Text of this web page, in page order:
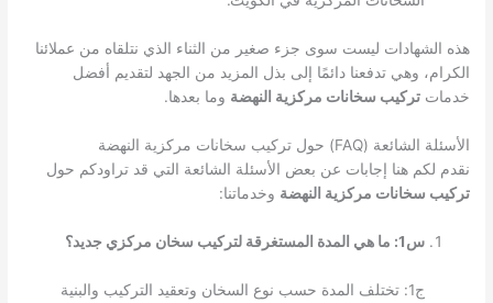
هذه الشهادات ليست سوى جزء صغير من الثناء الذي نتلقاه من عملائنا
الكرام، وهي تدفعنا دائمًا إلى بذل المزيد من الجهد لتقديم أفضل
خدماتتركيب سخانات مركزية النهضة وما بعدها.
الأسئلة الشائعة (FAQ) حول تركيب سخانات مركزية النهضة
نقدم لكم هنا إجابات عن بعض الأسئلة الشائعة التي قد تراودكم حول
تركيب سخانات مركزية النهضة وخدماتنا:
س1: ما هي المدة المستغرقة لتركيب سخان مركزي جديد؟
ج1: تختلف المدة حسب نوع السخان وتعقيد التركيب والبنية